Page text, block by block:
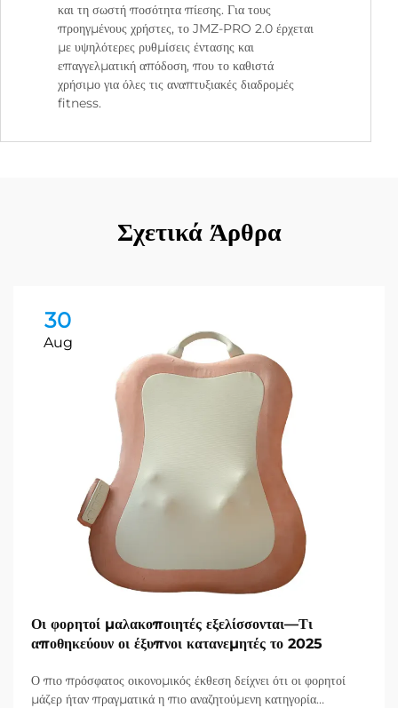
και τη σωστή ποσότητα πίεσης. Για τους
προηγμένους χρήστες, το JMZ-PRO 2.0 έρχεται
με υψηλότερες ρυθμίσεις έντασης και
επαγγελματική απόδοση, που το καθιστά
χρήσιμο για όλες τις αναπτυξιακές διαδρομές
fitness.
Σχετικά Άρθρα
30
Aug
Οι φορητοί μαλακοποιητές εξελίσσονται—Τι
αποθηκεύουν οι έξυπνοι κατανεμητές το 2025
Ο πιο πρόσφατος οικονομικός έκθεση δείχνει ότι οι φορητοί
μάζερ ήταν πραγματικά η πιο αναζητούμενη κατηγορία